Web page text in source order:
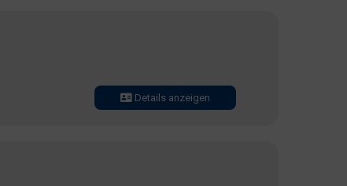
Details anzeigen